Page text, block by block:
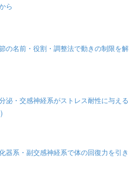
ら
の名前・役割・調整法で動きの制限を解
泌・交感神経系がストレス耐性に与える
器系・副交感神経系で体の回復力を引き